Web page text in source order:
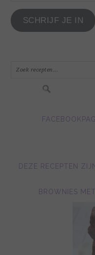
je
e-
SCHRIJF JE IN
DEZE RECEPTEN
BROWNIES